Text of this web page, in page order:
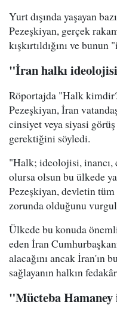
Yurt dışında yaşayan
Pezeşkiyan, gerçek
kışkırtıldığını ve
"İran halkı
Röportajda "Halk
Pezeşkiyan, İran
cinsiyet veya siyasi
gerektiğini söyledi.
"Halk; ideolojisi, inancı,
olursa olsun bu ülkede
Pezeşkiyan, devletin
zorunda olduğunu
Ülkede bu konuda
eden İran
alacağını ancak İran'ın
sağlayanın halkın
"Mücteba